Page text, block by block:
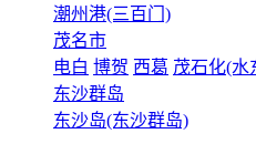
潮州港(三百门)
茂名市
电白 博贺 西葛 茂石化(水
东沙群岛
东沙岛(东沙群岛)